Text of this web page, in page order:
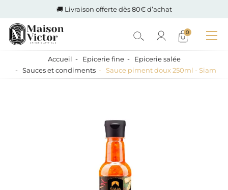
🚚 Livraison offerte dès 80€ d’achat
0
Accueil Epicerie fine
Epicerie salée
Sauces et condiments
Sauce piment doux 250ml - Siam